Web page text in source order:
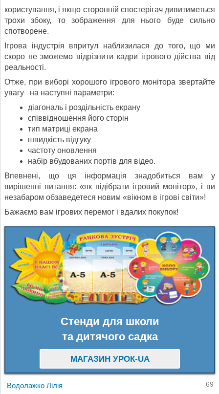
користування, і якщо сторонній спостерігач дивитиметься
трохи збоку, то зображення для нього буде сильно
спотворене.
Ігрова індустрія впритул наблизилася до того, що ми
скоро не зможемо відрізнити кадри ігрового дійства від
реальності.
Отже, при виборі хорошого ігрового монітора звертайте
увагу на наступні параметри:
діагональ і роздільність екрану
співвідношення його сторін
тип матриці екрана
швидкість відгуку
частоту оновлення
набір вбудованих портів для відео.
Впевнені, що ця інформація знадобиться вам у
вирішенні питання: «як підібрати ігровий монітор», і ви
незабаром обзаведетеся новим «вікном в ігрові світи»!
Бажаємо вам ігрових перемог і вдалих покупок!
Стенди для школи
та дитячого садка
МАГАЗИН УРОК-UA
Водолажко Лілія 69